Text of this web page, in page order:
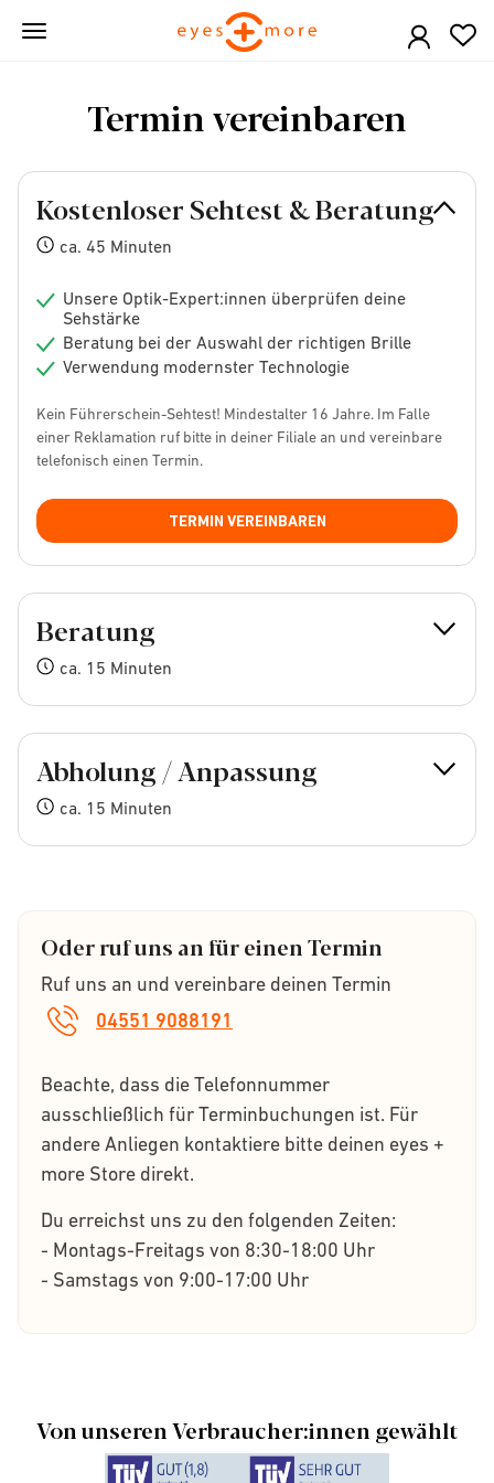
Skip
Termin vereinbaren
Kostenloser Sehtest & Beratung
ca. 45 Minuten
Unsere Optik-Expert:innen überprüfen deine
Sehstärke
Beratung bei der Auswahl der richtigen Brille
Verwendung modernster Technologie
Kein Führerschein-Sehtest! Mindestalter 16 Jahre. Im Falle
einer Reklamation ruf bitte in deiner Filiale an und vereinbare
telefonisch einen Termin.
TERMIN VEREINBAREN
Beratung
ca. 15 Minuten
Abholung / Anpassung
ca. 15 Minuten
Oder ruf uns an für einen Termin
04551 9088191
Ruf uns an und vereinbare deinen Termin
Beachte, dass die Telefonnummer
ausschließlich für Terminbuchungen ist. Für
andere Anliegen kontaktiere bitte deinen eyes +
more Store direkt.
Du erreichst uns zu den folgenden Zeiten:
- Montags-Freitags von 8:30-18:00 Uhr
- Samstags von 9:00-17:00 Uhr
Von unseren Verbraucher:innen gewählt